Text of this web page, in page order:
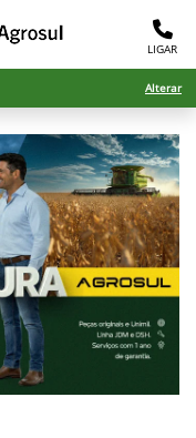
LIGAR
Alterar